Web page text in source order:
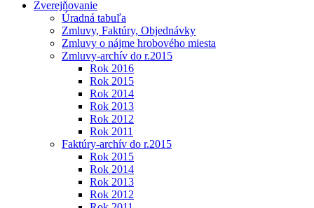
Zverejňovanie
Úradná tabuľa
Zmluvy, Faktúry, Objednávky
Zmluvy o nájme hrobového miesta
Zmluvy-archív do r.2015
Rok 2016
Rok 2015
Rok 2014
Rok 2013
Rok 2012
Rok 2011
Faktúry-archív do r.2015
Rok 2015
Rok 2014
Rok 2013
Rok 2012